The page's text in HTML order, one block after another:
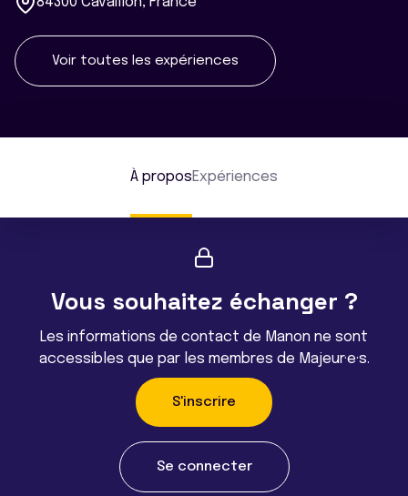
Voir toutes les expériences
À proposExpériences
Vous souhaitez échanger ?
Les informations de contact de Manon ne sont
accessibles que par les membres de Majeur·e·s.
S'inscrire
Se connecter